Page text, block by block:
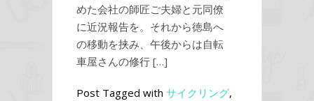
めた会社の師匠ご夫婦と元同僚
に近況報告を。それから徳島へ
の移動を挟み、午後からは自転
車屋さんの修行 […]
Post Tagged with サイクリング,